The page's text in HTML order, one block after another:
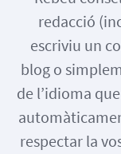
redacció
escriviu un
blog o
de l’idioma
respectar la